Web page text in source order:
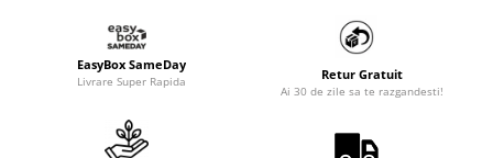
EasyBox SameDay
Livrare Super Rapida Retur Gratuit
Ai 30 de zile sa te razgandesti!